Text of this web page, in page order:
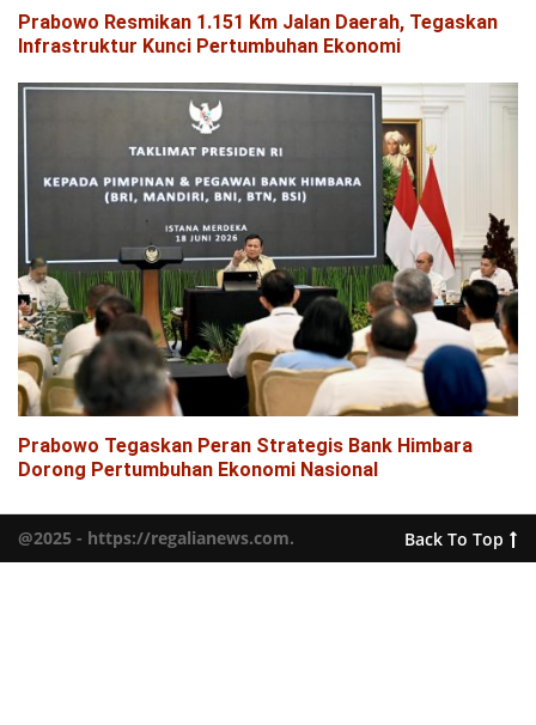
Prabowo Resmikan 1.151 Km Jalan Daerah, Tegaskan
Infrastruktur Kunci Pertumbuhan Ekonomi
Prabowo Tegaskan Peran Strategis Bank Himbara
Dorong Pertumbuhan Ekonomi Nasional
@2025 - https://regalianews.com. Back To Top